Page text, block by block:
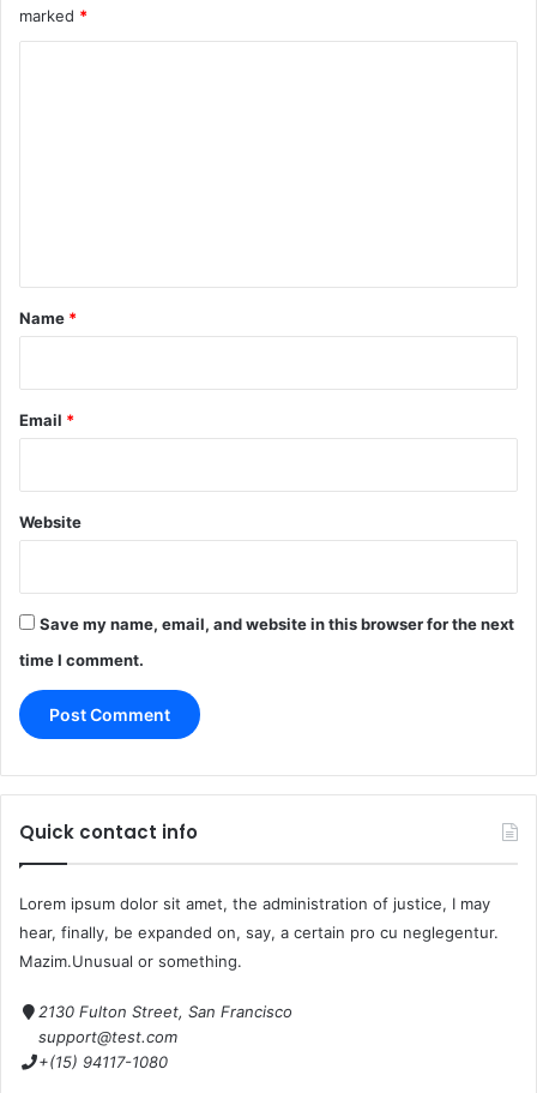
marked *
*
Name *
Email *
Website
Save my name, email, and website in this browser for the next
time I comment.
Quick contact info
Lorem ipsum dolor sit amet, the administration of justice, I may
hear, finally, be expanded on, say, a certain pro cu neglegentur.
Mazim.Unusual or something.
2130 Fulton Street, San Francisco
support@test.com
+(15) 94117-1080